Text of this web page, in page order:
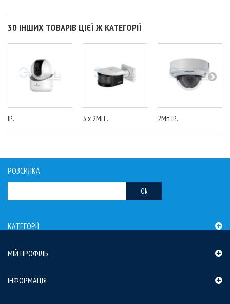
30 ІНШИХ ТОВАРІВ ЦІЄЇ Ж КАТЕГОРІЇ
IP... 3 x 2МП... 2Мп IP...
РОЗСИЛКА
Ok
КАТЕГОРІЇ
МІЙ ПРОФІЛЬ
ІНФОРМАЦІЯ